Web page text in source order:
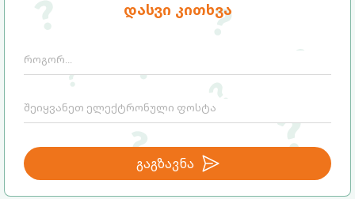
დასვი კითხვა
გაგზავნა